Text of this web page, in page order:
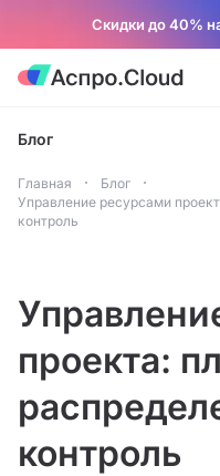
Скидки до 40%
Блог
Главная
Блог
Управление ресурсами
контроль
проекта:
контроль